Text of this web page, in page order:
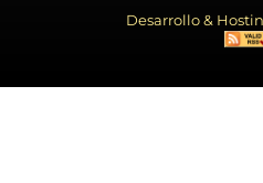
Desarrollo &